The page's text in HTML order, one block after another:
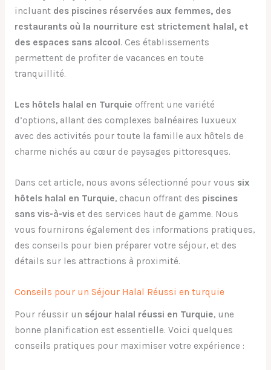
incluant des piscines réservées aux femmes, des
restaurants où la nourriture est strictement halal, et
des espaces sans alcool . Ces établissements
permettent de profiter de vacances en toute
tranquillité.
Les hôtels halal en Turquie offrent une variété
d’options, allant des complexes balnéaires luxueux
avec des activités pour toute la famille aux hôtels de
charme nichés au cœur de paysages pittoresques.
Dans cet article, nous avons sélectionné pour vous six
hôtels halal en Turquie, chacun offrant des piscines
sans vis-à-vis et des services haut de gamme. Nous
vous fournirons également des informations pratiques,
des conseils pour bien préparer votre séjour, et des
détails sur les attractions à proximité.
Conseils pour un Séjour Halal Réussi en turquie
Pour réussir un séjour halal réussi en Turquie, une
bonne planification est essentielle. Voici quelques
conseils pratiques pour maximiser votre expérience :